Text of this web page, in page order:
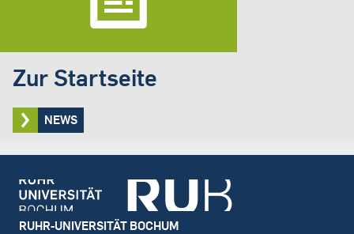
Zur Startseite
NEWS
Footer
RUHR-UNIVERSITÄT BOCHUM